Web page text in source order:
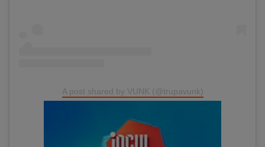
A post shared by VUNK (@trupavunk)